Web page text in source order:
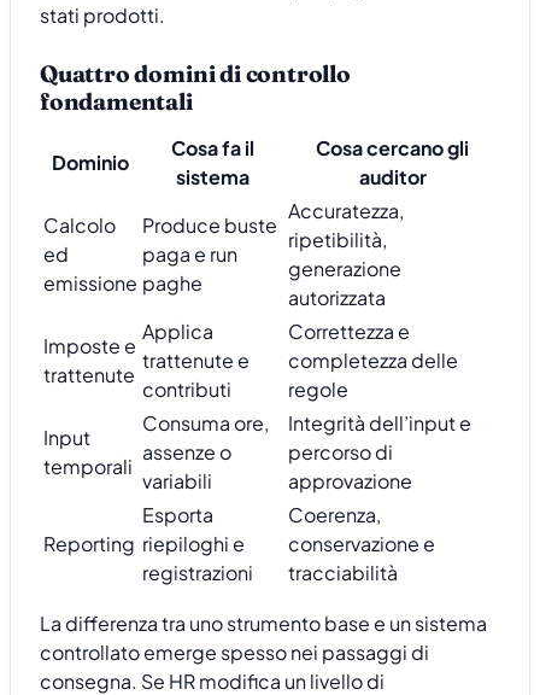
stati prodotti.
Quattro domini di controllo
fondamentali
Dominio
Cosa fa il
sistema
Cosa cercano gli
auditor
Calcolo
ed
emissione
Produce buste
paga e run
paghe
Accuratezza,
ripetibilità,
generazione
autorizzata
Imposte e
trattenute
Applica
trattenute e
contributi
Correttezza e
completezza delle
regole
Input
temporali
Consuma ore,
assenze o
variabili
Integrità dell’input e
percorso di
approvazione
Reporting
Esporta
riepiloghi e
registrazioni
Coerenza,
conservazione e
tracciabilità
La differenza tra uno strumento base e un sistema
controllato emerge spesso nei passaggi di
consegna. Se HR modifica un livello di